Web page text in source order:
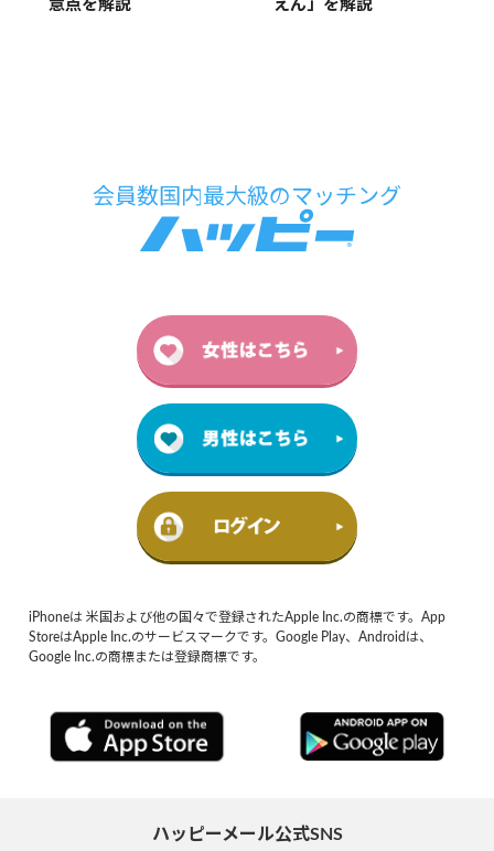
意点を解説
えん」を解説
iPhoneは 米国および他の国々で登録されたApple Inc.の商標です。App
StoreはApple Inc.のサービスマークです。Google Play、Androidは、
Google Inc.の商標または登録商標です。
ハッピーメール公式SNS